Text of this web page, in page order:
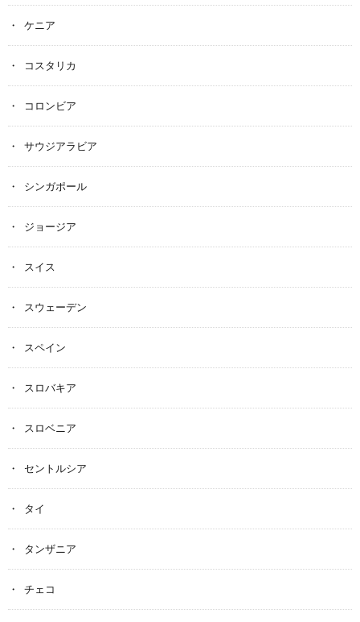
ケニア
コスタリカ
コロンビア
サウジアラビア
シンガポール
ジョージア
スイス
スウェーデン
スペイン
スロバキア
スロベニア
セントルシア
タイ
タンザニア
チェコ